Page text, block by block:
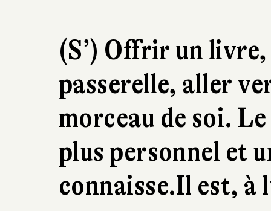
(S’) Offrir un
passerelle, aller
morceau de soi.
plus personnel et
connaisse.Il est, à